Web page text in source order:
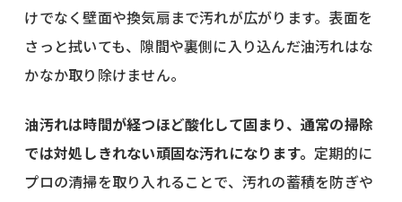
けでなく壁面や換気扇まで汚れが広がります。表面を
さっと拭いても、隙間や裏側に入り込んだ油汚れはな
かなか取り除けません。
油汚れは時間が経つほど酸化して固まり、通常の掃除
では対処しきれない頑固な汚れになります。定期的に
プロの清掃を取り入れることで、汚れの蓄積を防ぎや